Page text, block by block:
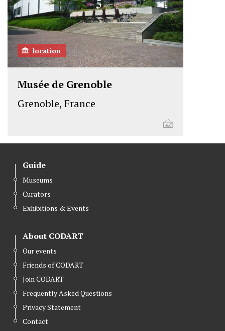
location
Musée de Grenoble
Grenoble, France
Guide
Museums
Curators
Exhibitions & Events
About CODART
Our events
Friends of CODART
Join CODART
Frequently Asked Questions
Privacy Statement
Contact